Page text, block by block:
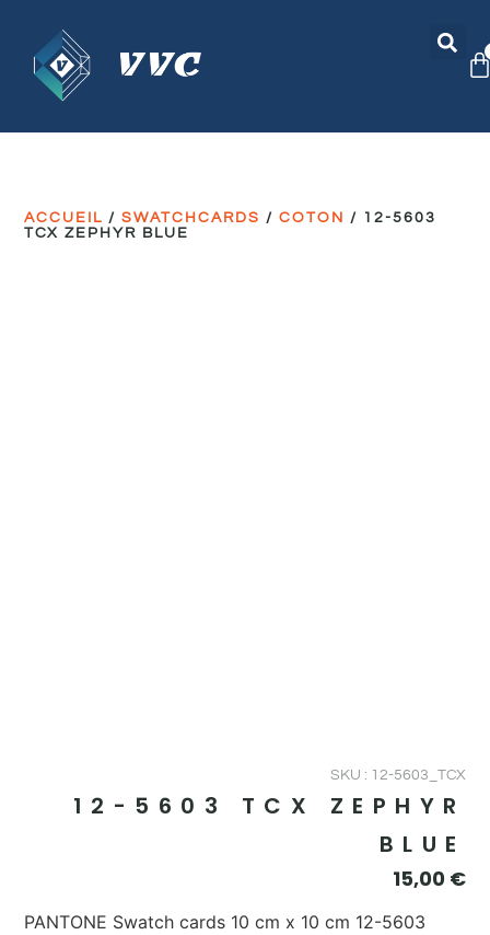
ACCUEIL /SWATCHCARDS /COTON / 12-5603
TCX ZEPHYR BLUE
SKU : 12-5603_TCX
12-5603 TCX ZEPHYR
BLUE
15,00 €
PANTONE Swatch cards 10 cm x 10 cm 12-5603